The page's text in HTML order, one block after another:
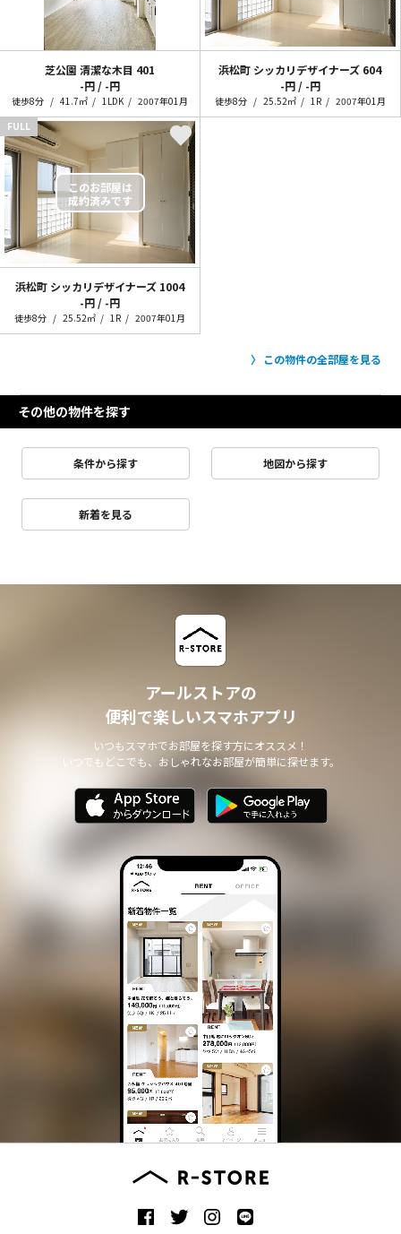
芝公園 清潔な木目 401
-円 / -円
徒歩8分 41.7㎡ 1LDK 2007年01月
浜松町 シッカリデザイナーズ 604
-円 / -円
徒歩8分 25.52㎡ 1R
2007年01月
FULL
浜松町 シッカリデザイナーズ 1004
-円 / -円
徒歩8分 25.52㎡ 1R 2007年01月
この物件の全部屋を見る
その他の物件を探す
条件から探す 地図から探す
新着を見る
アールストアの
便利で楽しいスマホアプリ
いつもスマホでお部屋を探す方にオススメ！
いつでもどこでも、おしゃれなお部屋が簡単に探せます。